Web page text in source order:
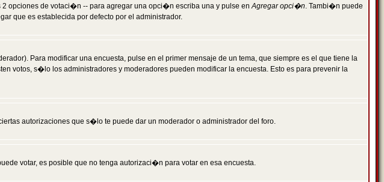
opciones de votaci�n -- para agregar una opci�n escriba una y pulse enAgregar opci�n. Tambi�n puede
que es establecida por defecto por el administrador.
Para modificar una encuesta, pulse en el primer mensaje de un tema, que siempre es el que tiene la
votos, s�lo los administradores y moderadores pueden modificar la encuesta. Esto es para prevenir la
autorizaciones que s�lo te puede dar un moderador o administrador del foro.
votar, es posible que no tenga autorizaci�n para votar en esa encuesta.